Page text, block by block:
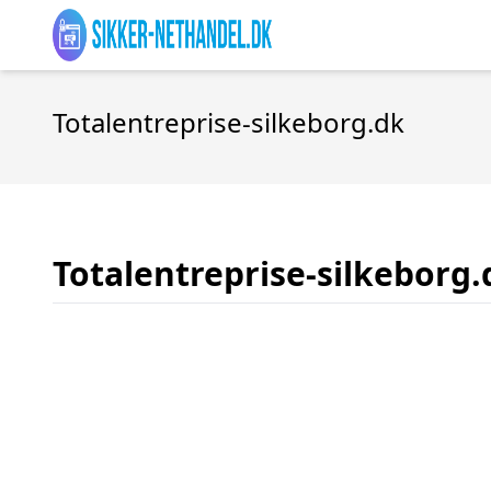
Totalentreprise-silkeborg.dk
Totalentreprise-